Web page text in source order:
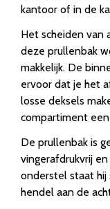
kantoor of in de
Het scheiden van
deze prullenbak
makkelijk. De
ervoor dat je het
losse deksels
compartiment
De prullenbak is
vingerafdrukvrij
onderstel staat hij
hendel aan de